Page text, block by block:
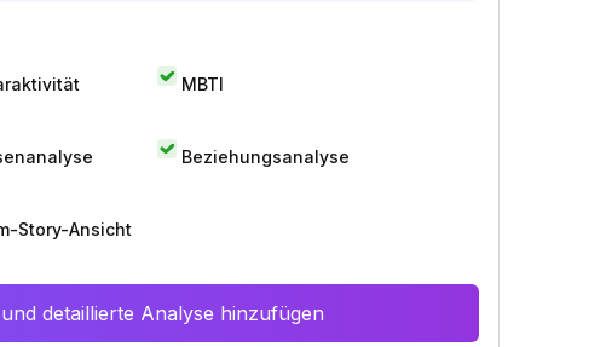
MBTI
Beziehungsanalyse
Story-Ansicht
detaillierte Analyse hinzufügen